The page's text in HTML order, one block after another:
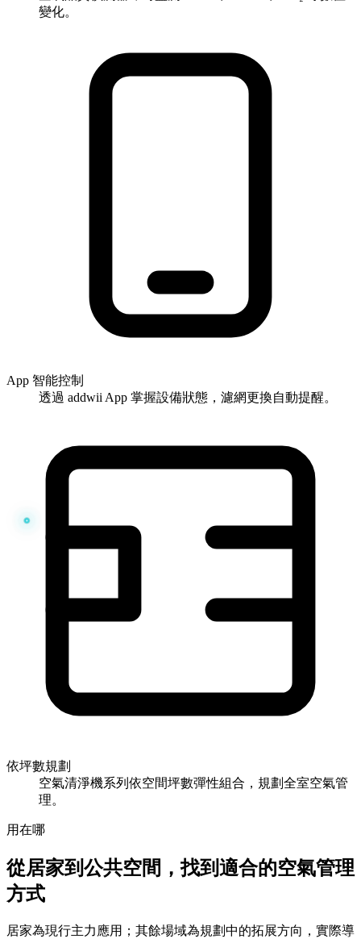
變化。
App 智能控制
透過 addwii App 掌握設備狀態，濾網更換自動提醒。
依坪數規劃
空氣清淨機系列依空間坪數彈性組合，規劃全室空氣管
理。
用在哪
從居家到公共空間，找到適合的空氣管理
方式
居家為現行主力應用；其餘場域為規劃中的拓展方向，實際導